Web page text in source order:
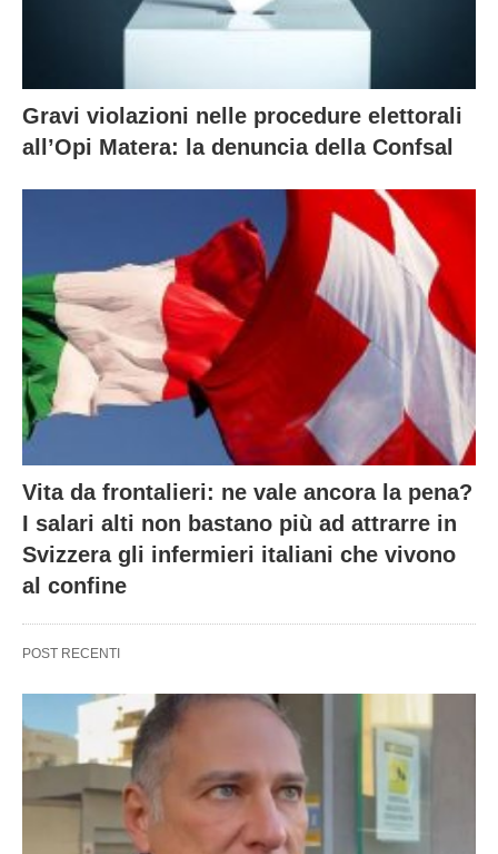
Gravi violazioni nelle procedure elettorali
all’Opi Matera: la denuncia della Confsal
Vita da frontalieri: ne vale ancora la pena?
I salari alti non bastano più ad attrarre in
Svizzera gli infermieri italiani che vivono
al confine
POST RECENTI